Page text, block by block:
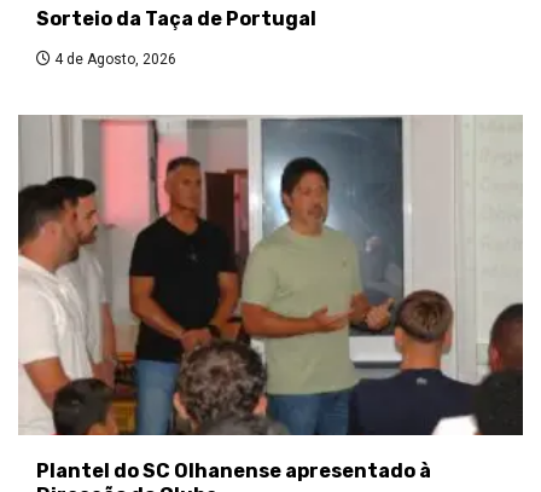
Sorteio da Taça de Portugal
4 de Agosto, 2026
Plantel do SC Olhanense apresentado à